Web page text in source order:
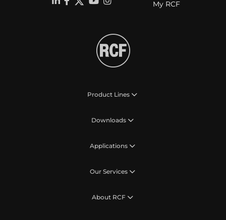
My RCF
Product Lines
Downloads
Applications
Our Services
About RCF